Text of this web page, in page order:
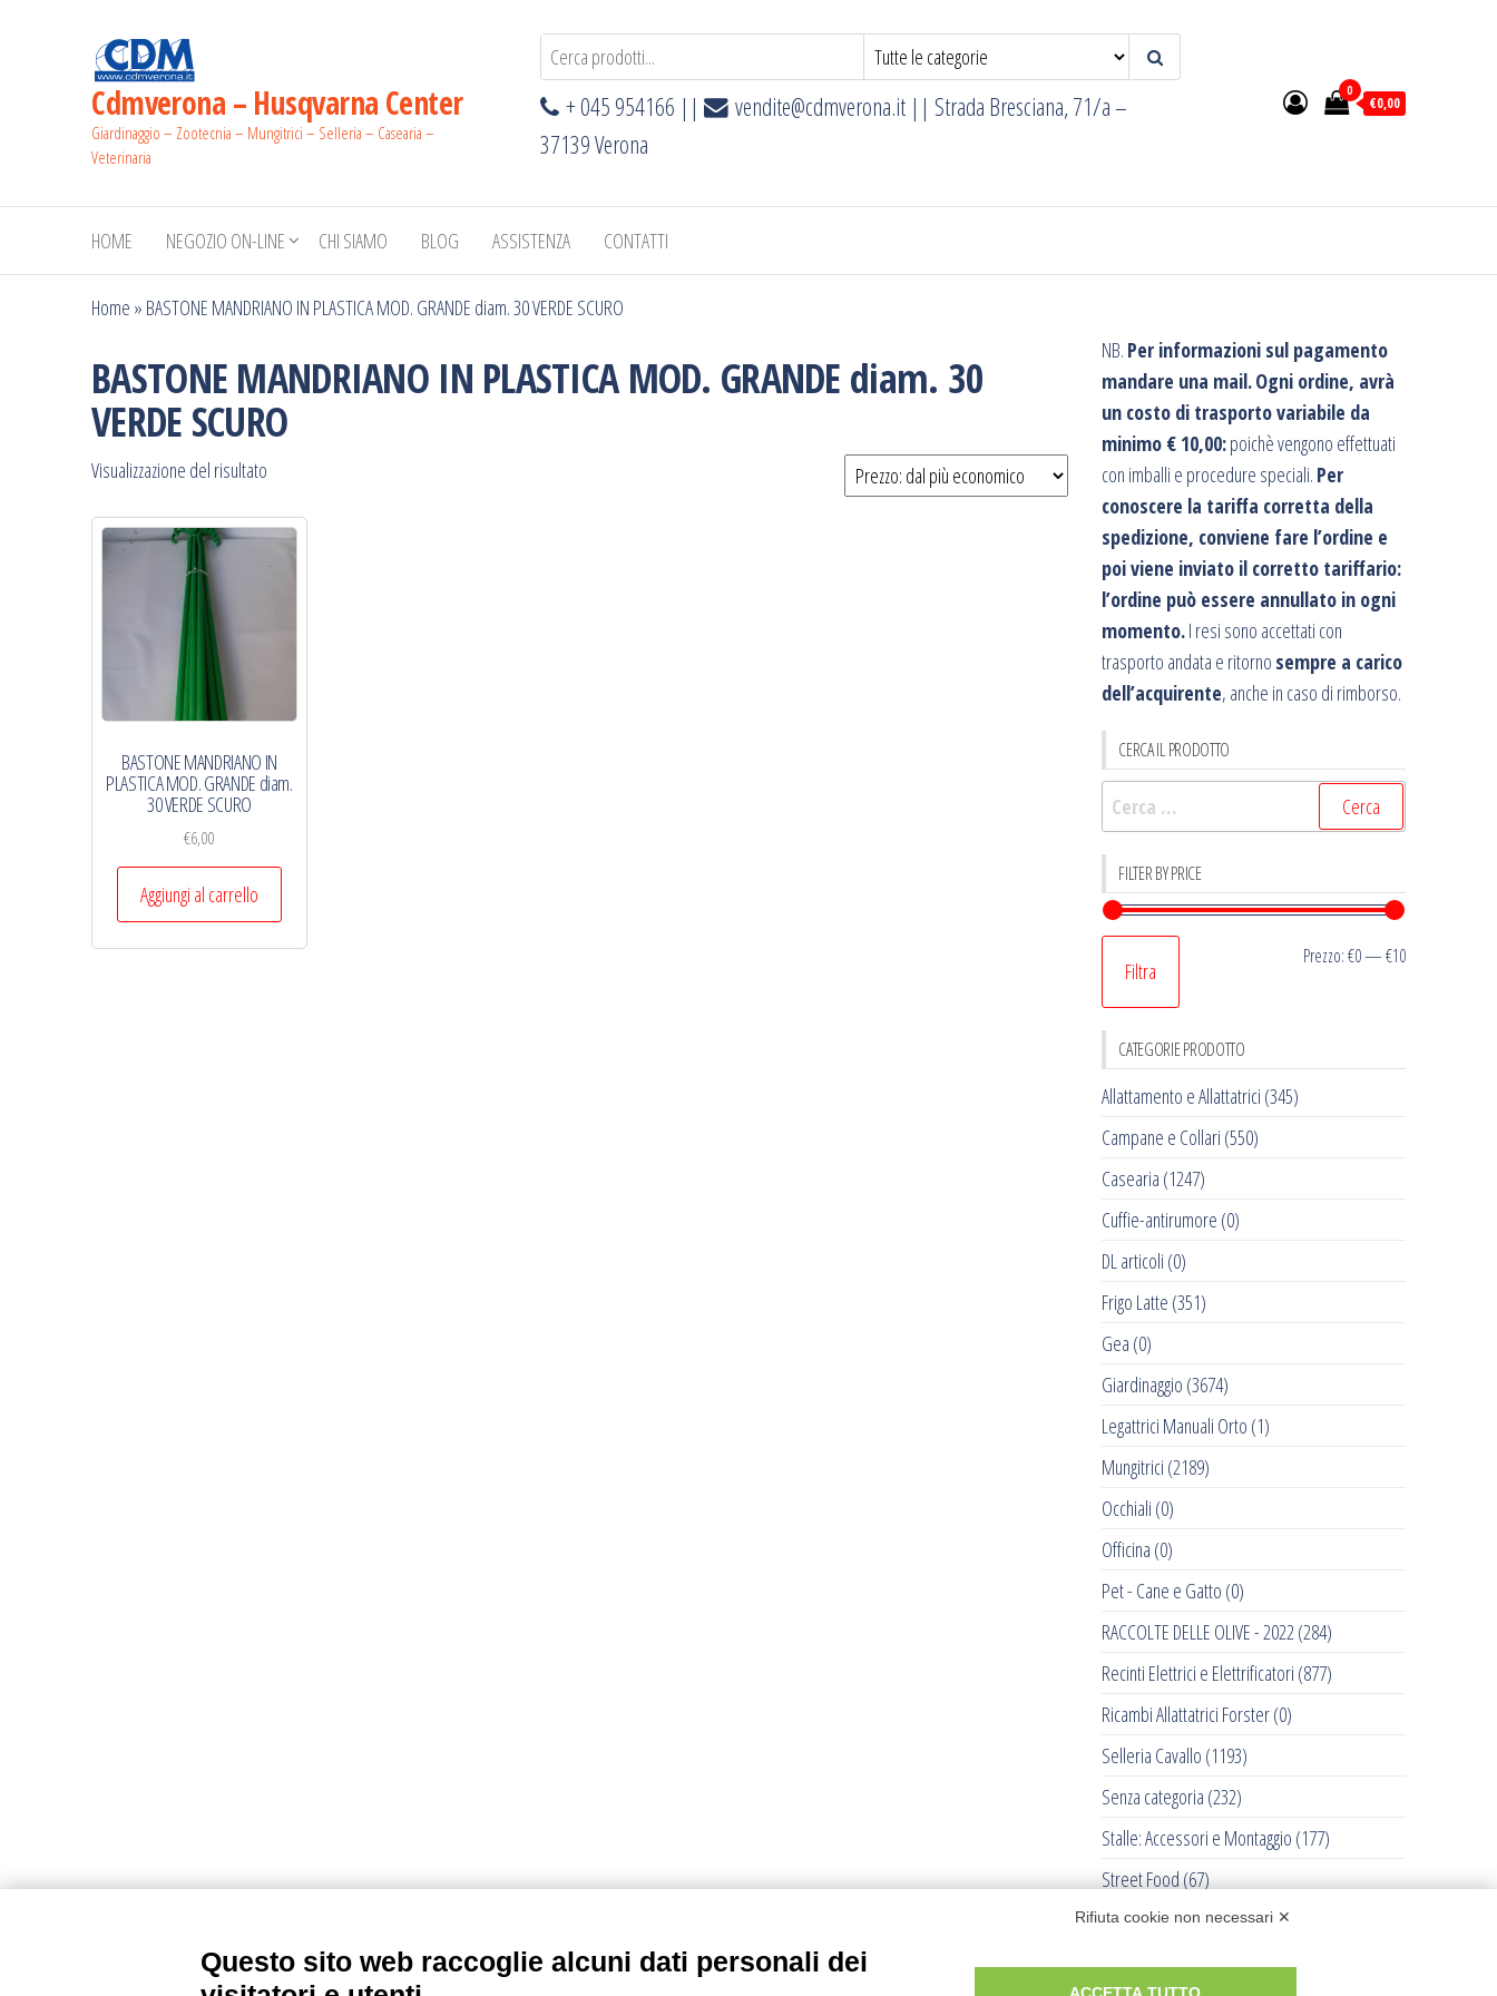
Cdmverona – Husqvarna Center
Giardinaggio – Zootecnia – Mungitrici – Selleria – Casearia –
Veterinaria
+ 045 954166 || vendite@cdmverona.it || Strada Bresciana, 71/a –
37139 Verona
0
€0,00
HOME NEGOZIO ON-LINE CHI SIAMO BLOG ASSISTENZA CONTATTI
Home » BASTONE MANDRIANO IN PLASTICA MOD. GRANDE diam. 30 VERDE SCURO
BASTONE MANDRIANO IN PLASTICA MOD. GRANDE diam. 30
VERDE SCURO
Visualizzazione del risultato
BASTONE MANDRIANO IN
PLASTICA MOD. GRANDE diam.
30 VERDE SCURO
€6,00
Aggiungi al carrello
NB. Per informazioni sul pagamento
mandare una mail.Ogni ordine, avrà
un costo di trasporto variabile da
minimo € 10,00:poichè vengono effettuati
con imballi e procedure speciali. Per
conoscere la tariffa corretta della
spedizione, conviene fare l’ordine e
poi viene inviato il corretto tariffario:
l’ordine può essere annullato in ogni
momento.I resi sono accettati con
trasporto andata e ritorno sempre a carico
dell’acquirente, anche in caso di rimborso.
CERCA IL PRODOTTO
Ricerca
per:
FILTER BY PRICE
Prezzo
Prezzo
Filtra
Prezzo:€0—€10
CATEGORIE PRODOTTO
Allattamento e Allattatrici (345)
Campane e Collari (550)
Casearia (1247)
Cuffie-antirumore (0)
DL articoli (0)
Frigo Latte (351)
Gea (0)
Giardinaggio (3674)
Legattrici Manuali Orto (1)
Mungitrici (2189)
Occhiali (0)
Officina (0)
Pet - Cane e Gatto (0)
RACCOLTE DELLE OLIVE - 2022(284)
Recinti Elettrici e Elettrificatori (877)
Ricambi Allattatrici Forster(0)
Selleria Cavallo (1193)
Senza categoria (232)
Stalle: Accessori e Montaggio (177)
Street Food(67)
Tosatrici(711)
Trattorini Husqvarna(0)
Rifiuta cookie non necessari ✕
Questo sito web raccoglie alcuni dati personali dei
ACCETTA TUTTO